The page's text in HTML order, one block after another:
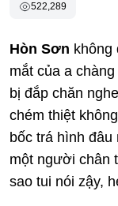
522,289
Hòn Sơn không
mắt của a
bị đắp chăn
chém thiệt
bốc trá hình
một người chân
sao tui nói zậy,